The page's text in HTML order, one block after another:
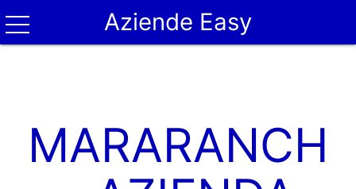
Aziende Easy
MARARANCH